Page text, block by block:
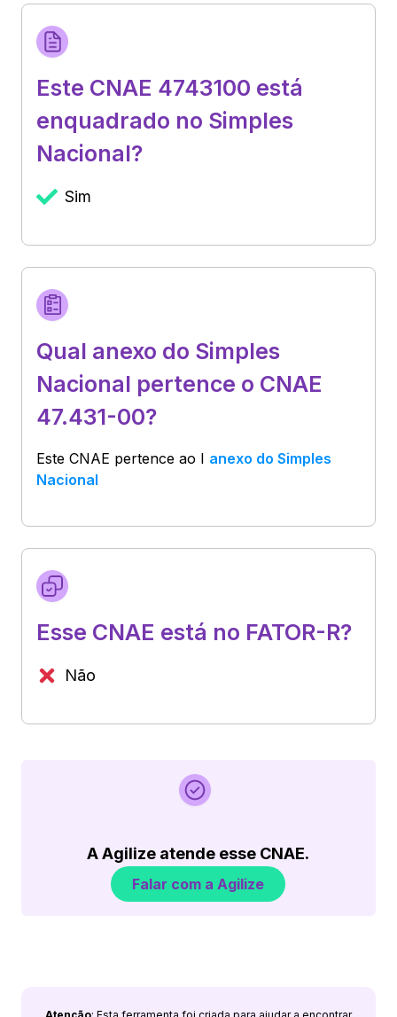
Este CNAE 4743100 está
enquadrado no Simples
Nacional?
Sim
Qual anexo do Simples
Nacional pertence o CNAE
47.431-00?
Este CNAE pertence ao I anexo do Simples
Nacional
Esse CNAE está no FATOR-R?
Não
A Agilize atende esse CNAE.
Falar com a Agilize